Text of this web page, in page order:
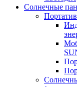
Солнечные